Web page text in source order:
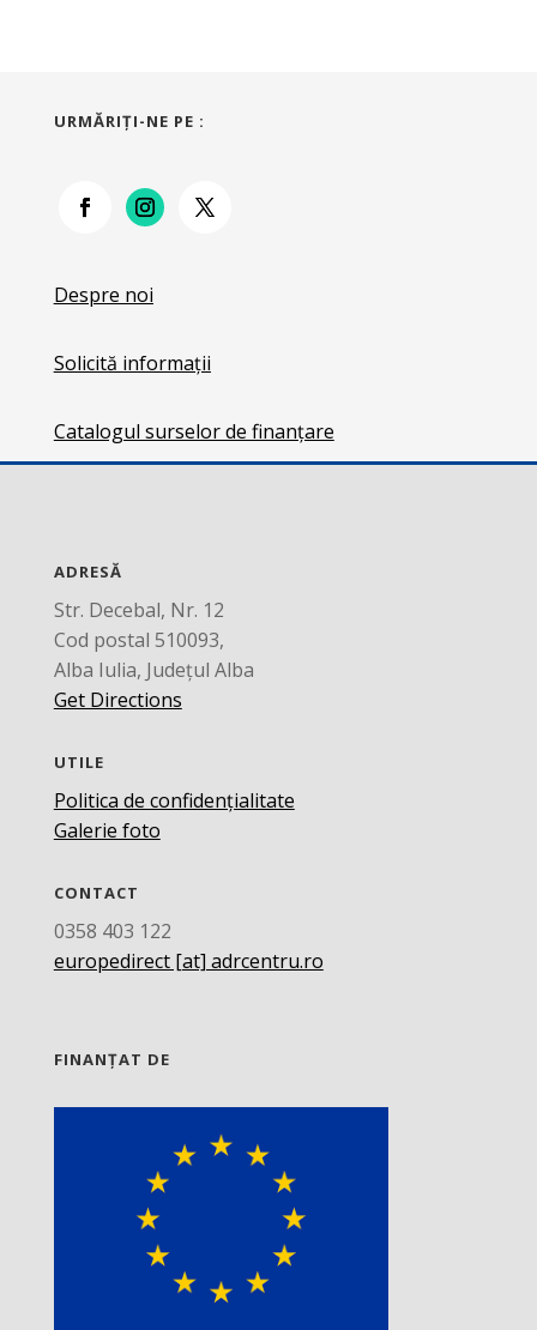
URMĂRIŢI-NE PE :
Despre noi
Solicită informații
Catalogul surselor de finanțare
ADRESĂ
Str. Decebal, Nr. 12
Cod postal 510093,
Alba Iulia, Județul Alba
Get Directions
UTILE
Politica de confidențialitate
Galerie foto
CONTACT
0358 403 122
europedirect [at] adrcentru.ro
FINANȚAT DE